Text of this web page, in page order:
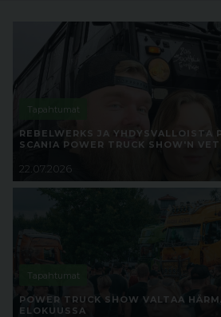
Tapahtumat
REBELWERKS JA YHDYSVALLOISTA
SCANIA POWER TRUCK SHOW'N
22.07.2026
Tapahtumat
POWER TRUCK SHOW VALTAA
ELOKUUSSA